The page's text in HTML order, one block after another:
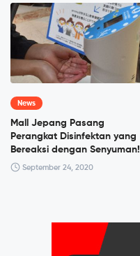
News
Mall Jepang Pasang
Perangkat Disinfektan yang
Bereaksi dengan Senyuman!
September 24, 2020